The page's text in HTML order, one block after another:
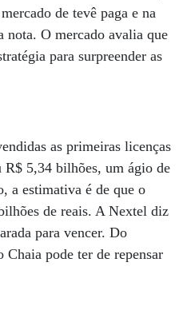
de tevê paga e na
nota. O mercado avalia que
para surpreender as
as primeiras licenças
R$ 5,34 bilhões, um ágio de
a estimativa é de que o
de reais. A Nextel diz
para vencer. Do
pode ter de repensar